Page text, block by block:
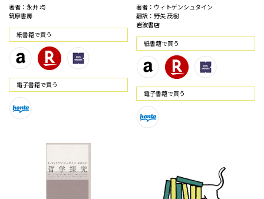
著者：永井 均
筑摩書房
紙書籍で買う
電⼦書籍で買う
著者：ウィトゲンシュタイン
翻訳：野矢 茂樹
岩波書店
紙書籍で買う
電⼦書籍で買う